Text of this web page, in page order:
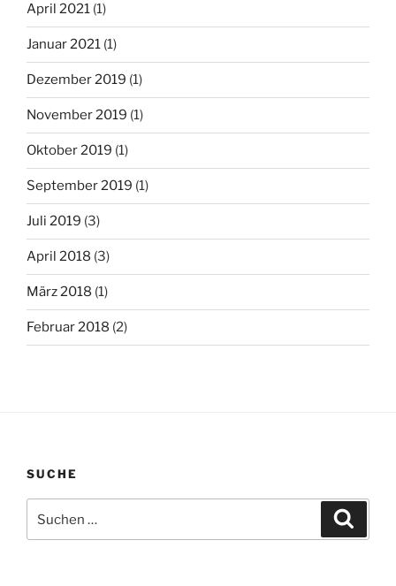
April 2021 (1)
Januar 2021 (1)
Dezember 2019 (1)
November 2019 (1)
Oktober 2019 (1)
September 2019 (1)
Juli 2019 (3)
April 2018 (3)
März 2018 (1)
Februar 2018 (2)
SUCHE
nach: